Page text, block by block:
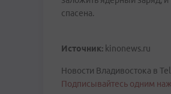
спасена.
Источник: kinonews.ru
Новости Владивостока в
Подписывайтесь одним